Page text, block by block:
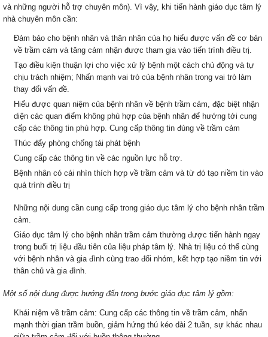
và những người hỗ trợ chuyên môn). Vì vậy, khi tiến hành giáo dục tâm lý
nhà chuyên môn cần:
Đảm bảo cho bệnh nhân và thân nhân của họ hiểu được vấn đề cơ bản
về trầm cảm và tăng cảm nhận được tham gia vào tiến trình điều trị.
Tạo điều kiện thuận lợi cho việc xử lý bệnh một cách chủ động và tự
chịu trách nhiệm; Nhấn mạnh vai trò của bệnh nhân trong vai trò làm
thay đổi vấn đề.
Hiểu được quan niệm của bệnh nhân về bệnh trầm cảm, đặc biệt nhận
diện các quan điểm không phù hợp của bệnh nhân để hướng tới cung
cấp các thông tin phù hợp. Cung cấp thông tin đúng về trầm cảm
Thúc đẩy phòng chống tái phát bệnh
Cung cấp các thông tin về các nguồn lực hỗ trợ.
Bệnh nhân có cái nhìn thích hợp về trầm cảm và từ đó tạo niềm tin vào
quá trình điều trị
Những nội dung cần cung cấp trong giáo dục tâm lý cho bệnh nhân trầm
cảm.
Giáo dục tâm lý cho bệnh nhân trầm cảm thường được tiến hành ngay
trong buổi trị liệu đầu tiên của liệu pháp tâm lý. Nhà trị liệu có thể cùng
với bệnh nhân và gia đình cùng trao đổi nhóm, kết hợp tạo niềm tin với
thân chủ và gia đình.
Một số nội dung được hướng đến trong bước giáo dục tâm lý gồm:
Khái niệm về trầm cảm: Cung cấp các thông tin về trầm cảm, nhấn
mạnh thời gian trầm buồn, giảm hứng thú kéo dài 2 tuần, sự khác nhau